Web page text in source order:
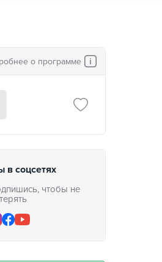
о программе
в соцсетях
чтобы не